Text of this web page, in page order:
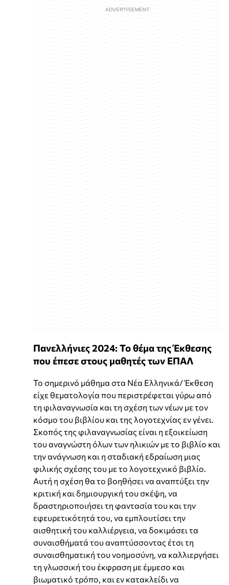
Πανελλήνιες 2024: Το θέμα της Έκθεσης
που έπεσε στους μαθητές των ΕΠΑΛ
Το σημερινό μάθημα στα Νέα Ελληνικά/ Έκθεση
είχε θεματολογία που περιστρέφεται γύρω από
τη φιλαναγνωσία και τη σχέση των νέων με τον
κόσμο του βιβλίου και της λογοτεχνίας εν γένει.
Σκοπός της φιλαναγνωσίας είναι η εξοικείωση
του αναγνώστη όλων των ηλικιών με το βιβλίο και
την ανάγνωση και η σταδιακή εδραίωση μιας
φιλικής σχέσης του με το λογοτεχνικό βιβλίο.
Αυτή η σχέση θα το βοηθήσει να αναπτύξει την
κριτική και δημιουργική του σκέψη, να
δραστηριοποιήσει τη φαντασία του και την
εφευρετικότητά του, να εμπλουτίσει την
αισθητική του καλλιέργεια, να δοκιμάσει τα
συναισθήματά του αναπτύσσοντας έτσι τη
συναισθηματική του νοημοσύνη, να καλλιεργήσει
τη γλωσσική του έκφραση με έμμεσο και
βιωματικό τρόπο, και εν κατακλείδι να